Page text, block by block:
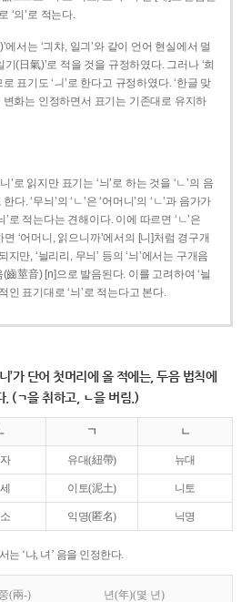
‘의’로 적는다.
에서는 ‘긔챠, 일긔’와 같이 언어 현실에서 멀
(日氣)’로 적을 것을 규정하였다. 그러나 ‘희
표기도 ‘ㅢ’로 한다고 규정하였다. ‘한글 맞
변화는 인정하면서 표기는 기존대로 유지하
’로 읽지만 표기는 ‘늬’로 하는 것을 ‘ㄴ’의 음
. ‘무늬’의 ‘ㄴ’은 ‘어머니’의 ‘ㄴ’과 음가가
로 적는다는 견해이다. 이에 따르면 ‘ㄴ’은
면 ‘어머니, 읽으니까’에서의 [니]처럼 경구개
만, ‘늴리리, 무늬’ 등의 ‘늬’에서는 구개음
(齒莖音) [n]으로 발음된다. 이를 고려하여 ‘늴
인 표기대로 ‘늬’로 적는다고 본다.
’가 단어 첫머리에 올 적에는, 두음 법칙에
. (ㄱ을 취하고, ㄴ을 버림.)
ㄱ ㄴ
유대(紐帶) 뉴대
이토(泥土) 니토
익명(匿名) 닉명
는 ‘냐, 녀’ 음을 인정한다.
(兩-) 년(年)(몇 년)